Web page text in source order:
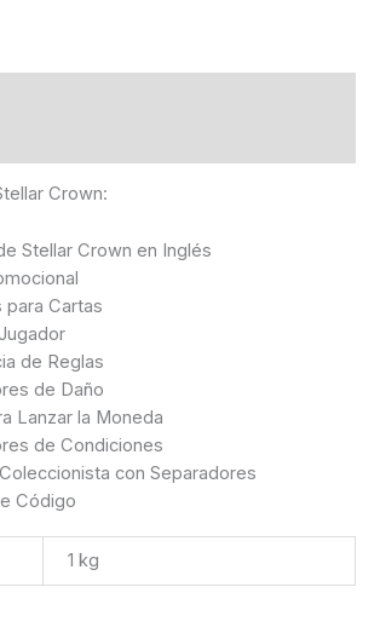
Crown:
Stellar Crown en Inglés
para Cartas
de Reglas
de Daño
Lanzar la Moneda
de Condiciones
con Separadores
Código
1 kg